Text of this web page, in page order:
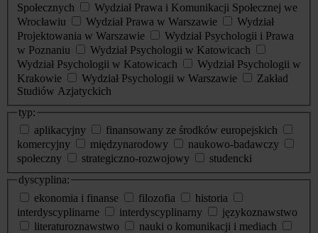
Społecznych
Wydział Prawa i Komunikacji Społecznej we
Wrocławiu
Wydział Prawa w Warszawie
Wydział
Projektowania w Warszawie
Wydział Psychologii i Prawa
w Poznaniu
Wydział Psychologii w Katowicach
Wydział Psychologii w Katowicach
Wydział Psychologii w
Krakowie
Wydział Psychologii w Warszawie
Zakład
Studiów Azjatyckich
typ:
aplikacyjny
finansowany ze środków europejskich
komercyjny
międzynarodowy
naukowo-badawczy
społeczny
strategiczno-rozwojowy
studencki
dyscyplina:
ekonomia i finanse
filozofia
historia
interdyscyplinarne
interdyscyplinarny
językoznawstwo
literaturoznawstwo
nauki o komunikacji i mediach